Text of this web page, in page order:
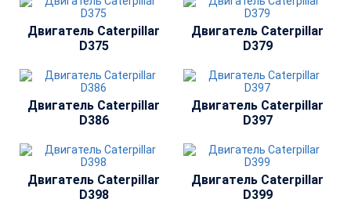
Двигатель Сaterpillar
D375
Двигатель Сaterpillar
D379
Двигатель Сaterpillar
D386
Двигатель Сaterpillar
D397
Двигатель Сaterpillar
D398
Двигатель Сaterpillar
D399